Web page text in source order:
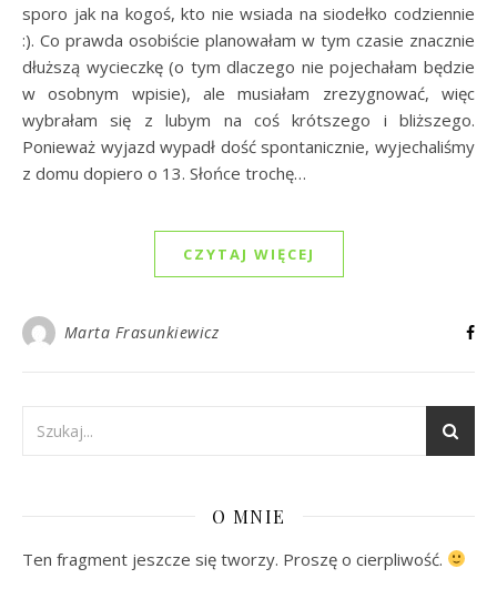
sporo jak na kogoś, kto nie wsiada na siodełko codziennie
:). Co prawda osobiście planowałam w tym czasie znacznie
dłuższą wycieczkę (o tym dlaczego nie pojechałam będzie
w osobnym wpisie), ale musiałam zrezygnować, więc
wybrałam się z lubym na coś krótszego i bliższego.
Ponieważ wyjazd wypadł dość spontanicznie, wyjechaliśmy
z domu dopiero o 13. Słońce trochę…
CZYTAJ WIĘCEJ
Marta Frasunkiewicz
O MNIE
Ten fragment jeszcze się tworzy. Proszę o cierpliwość.